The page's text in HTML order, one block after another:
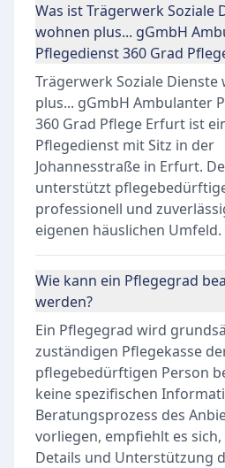
Was ist Trägerwerk Soziale
wohnen plus... gGmbH
Pflegedienst 360 Grad
Trägerwerk Soziale Dienste
plus... gGmbH Ambulanter
360 Grad Pflege Erfurt ist
Pflegedienst mit Sitz in der
Johannesstraße in Erfurt.
unterstützt
professionell und
eigenen häuslichen Umfeld.
Wie kann ein Pflegegrad
werden?
Ein Pflegegrad wird
zuständigen Pflegekasse
pflegebedürftigen Person
keine spezifischen
Beratungsprozess des
vorliegen, empfiehlt es
Details und Unterstützung